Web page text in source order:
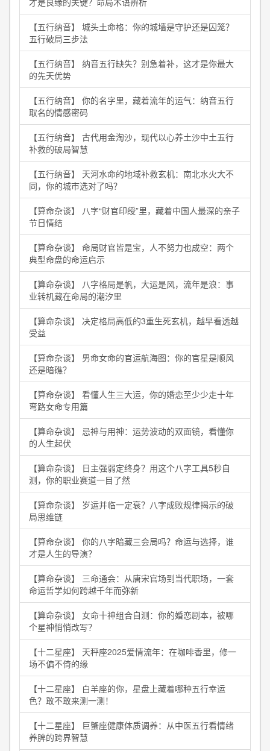
【五行纳音】 城头土命格：你的城墙是守护还是囚笼？
五行破局三步法
【五行纳音】 纳音五行缺失？别急着补，这才是你最大
的先天优势
【五行纳音】 你的名字里，藏着流年的运气：纳音五行
取名的情感密码
【五行纳音】 古代用金淘沙，现代以心养土沙中土五行
补救的破局智慧
【五行纳音】 天河水命的地域补救玄机：南北水火大不
同，你的城市选对了吗？
【算命杂谈】 八字“财官印绶”里，藏着中国人最深的亲子
节日情结
【算命杂谈】 命局财官皆是宝，人不努力也成空：两个
典型命盘的命运启示
【算命杂谈】 八字格局是帆，大运是风，流年是浪：事
业转机藏在命局的潮汐里
【算命杂谈】 决定格局高低的3重生死玄机，越早看透越
受益
【算命杂谈】 男命女命的官运航海图：你的官星是顺风
还是暗礁？
【算命杂谈】 看懂人生三大运，你的婚恋至少少走十年
弯路女命专用篇
【算命杂谈】 忌神与用神：运势波动的双面镜，看懂你
的人生起伏
【算命杂谈】 日主强弱定终身？用这个八字工具5秒自
测，你的职业赛道一目了然
【算命杂谈】 岁运并临一定衰？八字成败规律揭示的破
局思维链
【算命杂谈】 你的八字暗藏三会局吗？命运与选择，谁
才是人生的导演？
【算命杂谈】 三命通会：从唐宋官场到当代职场，一套
命运哲学如何跨越千年而弥新
【算命杂谈】 女命十神组合自测：你的婚恋剧本，被哪
个星神悄悄改写？
【十二星座】 天秤座2025爱情流年：在咖啡香里，修一
场不偏不倚的缘
【十二星座】 白羊座的你，星盘上藏着哪种五行幸运
色？敢不敢来测一测！
【十二星座】 巨蟹座健康体质调养：从中医五行看情绪
养脾的跨界智慧